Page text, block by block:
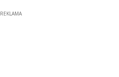
REKLAMA